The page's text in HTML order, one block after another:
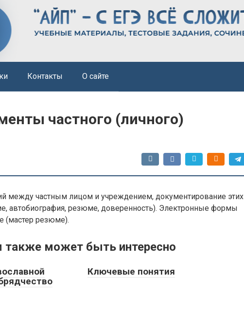
Контакты О сайте
частного (личного)
между частным лицом и учреждением, документирование этих
автобиография, резюме, доверенность). Электронные формы
(мастер резюме).
также может быть интересно
Ключевые понятия